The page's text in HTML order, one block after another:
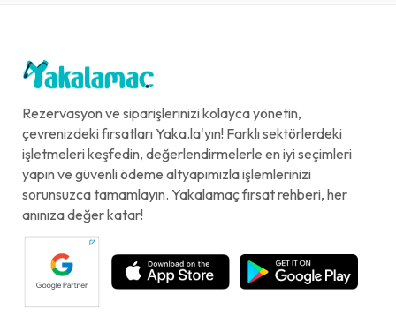
Rezervasyon ve siparişlerinizi kolayca yönetin,
çevrenizdeki fırsatları Yaka.la'yın! Farklı sektörlerdeki
işletmeleri keşfedin, değerlendirmelerle en iyi seçimleri
yapın ve güvenli ödeme altyapımızla işlemlerinizi
sorunsuzca tamamlayın. Yakalamaç fırsat rehberi, her
anınıza değer katar!